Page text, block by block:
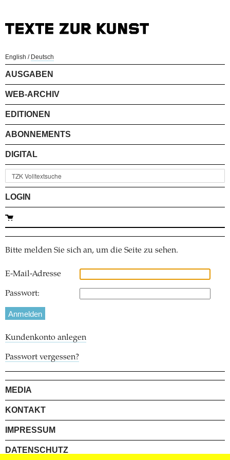
English / Deutsch
AUSGABEN
WEB-ARCHIV
EDITIONEN
ABONNEMENTS
DIGITAL
LOGIN
Bitte melden Sie sich an, um die Seite zu sehen.
E-Mail-Adresse
Passwort:
Kundenkonto anlegen
Passwort vergessen?
MEDIA
KONTAKT
IMPRESSUM
DATENSCHUTZ